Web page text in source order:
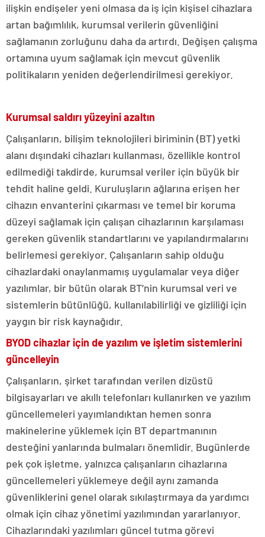
ilişkin endişeler yeni olmasa da iş için kişisel cihazlara
artan bağımlılık, kurumsal verilerin güvenliğini
sağlamanın zorluğunu daha da artırdı. Değişen çalışma
ortamına uyum sağlamak için mevcut güvenlik
politikaların yeniden değerlendirilmesi gerekiyor.
Kurumsal saldırı yüzeyini azaltın
Çalışanların, bilişim teknolojileri biriminin (BT) yetki
alanı dışındaki cihazları kullanması, özellikle kontrol
edilmediği takdirde, kurumsal veriler için büyük bir
tehdit haline geldi. Kuruluşların ağlarına erişen her
cihazın envanterini çıkarması ve temel bir koruma
düzeyi sağlamak için çalışan cihazlarının karşılaması
gereken güvenlik standartlarını ve yapılandırmalarını
belirlemesi gerekiyor. Çalışanların sahip olduğu
cihazlardaki onaylanmamış uygulamalar veya diğer
yazılımlar, bir bütün olarak BT’nin kurumsal veri ve
sistemlerin bütünlüğü, kullanılabilirliği ve gizliliği için
yaygın bir risk kaynağıdır.
BYOD cihazlar için de yazılım ve işletim sistemlerini
güncelleyin
Çalışanların, şirket tarafından verilen dizüstü
bilgisayarları ve akıllı telefonları kullanırken ve yazılım
güncellemeleri yayımlandıktan hemen sonra
makinelerine yüklemek için BT departmanının
desteğini yanlarında bulmaları önemlidir. Bugünlerde
pek çok işletme, yalnızca çalışanların cihazlarına
güncellemeleri yüklemeye değil aynı zamanda
güvenliklerini genel olarak sıkılaştırmaya da yardımcı
olmak için cihaz yönetimi yazılımından yararlanıyor.
Cihazlarındaki yazılımları güncel tutma görevi